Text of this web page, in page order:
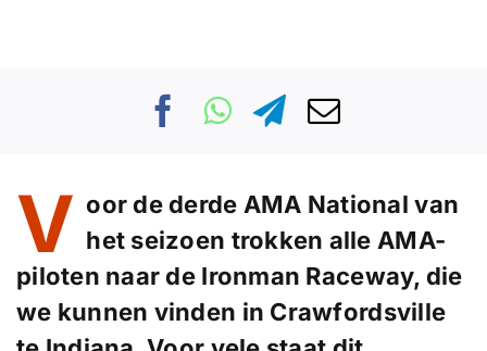
V oor de derde AMA National van
het seizoen trokken alle AMA-
piloten naar de Ironman Raceway, die
we kunnen vinden in Crawfordsville